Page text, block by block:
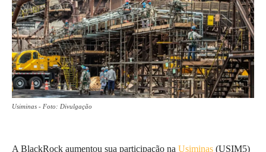
Usiminas - Foto: Divulgação
A BlackRock aumentou sua participação na Usiminas (USIM5)